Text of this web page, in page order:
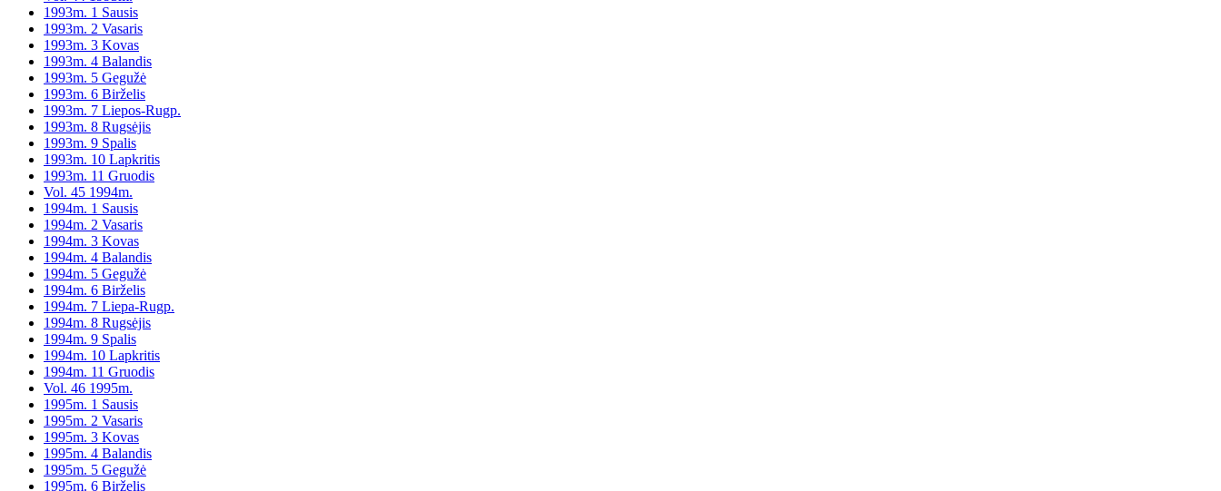
1993m. 1 Sausis
1993m. 2 Vasaris
1993m. 3 Kovas
1993m. 4 Balandis
1993m. 5 Gegužė
1993m. 6 Birželis
1993m. 7 Liepos-Rugp.
1993m. 8 Rugsėjis
1993m. 9 Spalis
1993m. 10 Lapkritis
1993m. 11 Gruodis
Vol. 45 1994m.
1994m. 1 Sausis
1994m. 2 Vasaris
1994m. 3 Kovas
1994m. 4 Balandis
1994m. 5 Gegužė
1994m. 6 Birželis
1994m. 7 Liepa-Rugp.
1994m. 8 Rugsėjis
1994m. 9 Spalis
1994m. 10 Lapkritis
1994m. 11 Gruodis
Vol. 46 1995m.
1995m. 1 Sausis
1995m. 2 Vasaris
1995m. 3 Kovas
1995m. 4 Balandis
1995m. 5 Gegužė
1995m. 6 Birželis